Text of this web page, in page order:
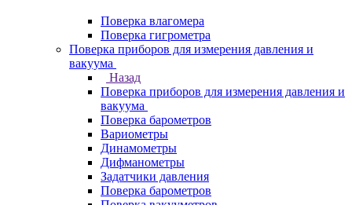
Поверка влагомера
Поверка гигрометра
Поверка приборов для измерения давления и
вакуума
Назад
Поверка приборов для измерения давления и
вакуума
Поверка барометров
Вариометры
Динамометры
Дифманометры
Задатчики давления
Поверка барометров